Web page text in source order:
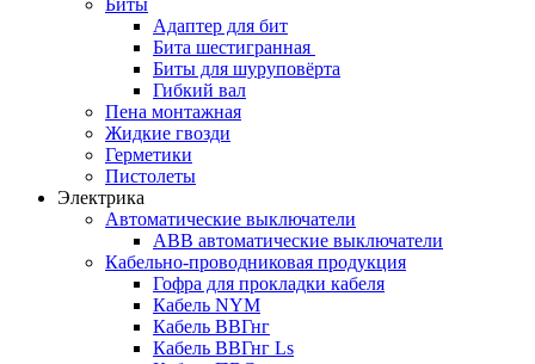
Биты
Адаптер для бит
Бита шестигранная
Биты для шуруповёрта
Гибкий вал
Пена монтажная
Жидкие гвозди
Герметики
Пистолеты
Электрика
Автоматические выключатели
ABB автоматические выключатели
Кабельно-проводниковая продукция
Гофра для прокладки кабеля
Кабель NYM
Кабель ВВГнг
Кабель ВВГнг Ls